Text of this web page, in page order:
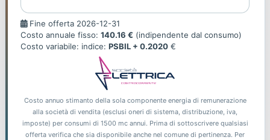
Fine
offerta
Fine offerta 2026-12-31
Costo annuale fisso: 140.16 € (indipendente dal consumo)
Costo variabile: indice: PSBIL + 0.2020 €
Costo annuo stimanto della sola componente energia di remunerazione
alla società di vendita (esclusi oneri di sistema, distribuzione, iva,
imposte) per consumi di 1500 mc annui. Prima di sottoscrivere qualsiasi
offerta verifica che sia disponibile anche nel comune di pertinenza. Per